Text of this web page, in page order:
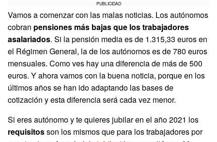
PUBLICIDAD
Vamos a comenzar con las malas noticias. Los autónomos
cobran pensiones más bajas que los trabajadores
asalariados. Si la pensión media es de 1.315,33 euros en
el Régimen General, la de los autónomos es de 780 euros
mensuales. Como ves hay una diferencia de más de 500
euros. Y ahora vamos con la buena noticia, porque en los
últimos años se han ido adaptando las bases de
cotización y esta diferencia será cada vez menor.
Si eres autónomo y te quieres jubilar en el año 2021 los
requisitosson los mismos que para los trabajadores por